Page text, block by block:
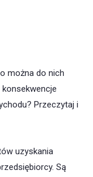
można do nich
Przeczytaj i
uzyskania
Są